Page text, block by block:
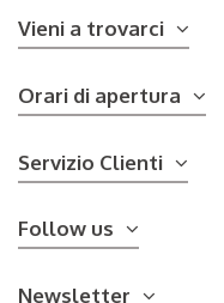
Vieni a trovarci
Orari di apertura
Servizio Clienti
Follow us
Newsletter